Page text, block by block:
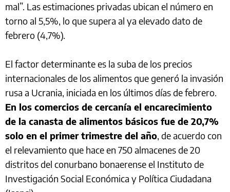
mal”. Las estimaciones privadas ubican el número en
torno al 5,5%, lo que supera al ya elevado dato de
febrero (4,7%).
El factor determinante es la suba de los precios
internacionales de los alimentos que generó la invasión
rusa a Ucrania, iniciada en los últimos días de febrero.
En los comercios de cercanía el encarecimiento
de la canasta de alimentos básicos fue de 20,7%
solo en el primer trimestre del año, de acuerdo con
el relevamiento que hace en 750 almacenes de 20
distritos del conurbano bonaerense el Instituto de
Investigación Social Económica y Política Ciudadana